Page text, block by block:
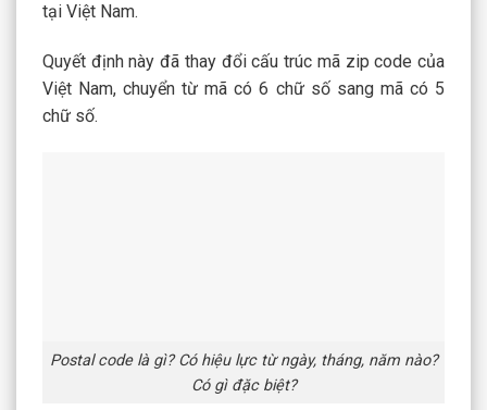
tại Việt Nam.
Quyết định này đã thay đổi cấu trúc mã zip code của
Việt Nam, chuyển từ mã có 6 chữ số sang mã có 5
chữ số.
Postal code là gì? Có hiệu lực từ ngày, tháng, năm nào?
Có gì đặc biệt?